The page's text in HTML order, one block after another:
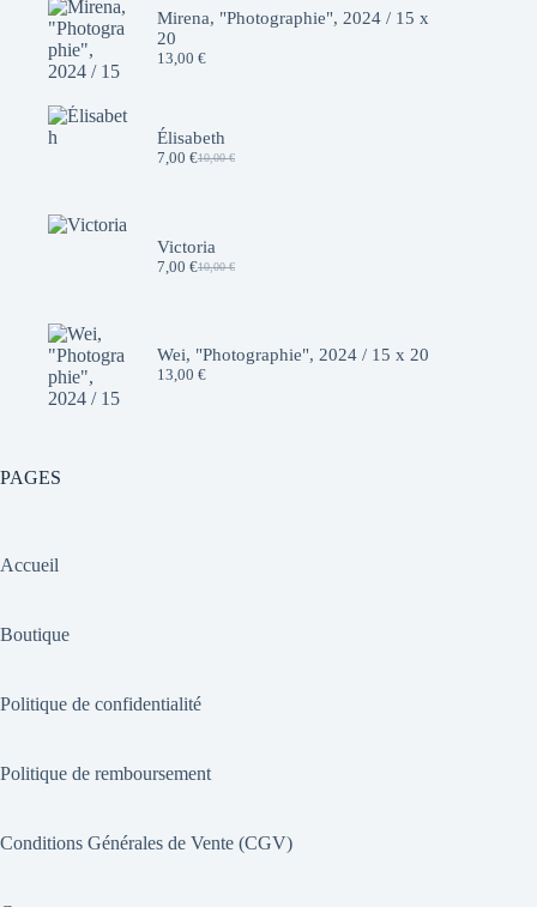
Mirena, "Photographie", 2024 / 15 x
20
13,00 €
Élisabeth
10,00€
Le
10,00 €.
7,00 €Le
7,00 €.
Victoria
10,00€
Le
10,00 €.
7,00 €Le
7,00 €.
Wei, "Photographie", 2024 / 15 x 20
13,00 €
PAGES
Accueil
Boutique
Politique de confidentialité
Politique de remboursement
Conditions Générales de Vente (CGV)